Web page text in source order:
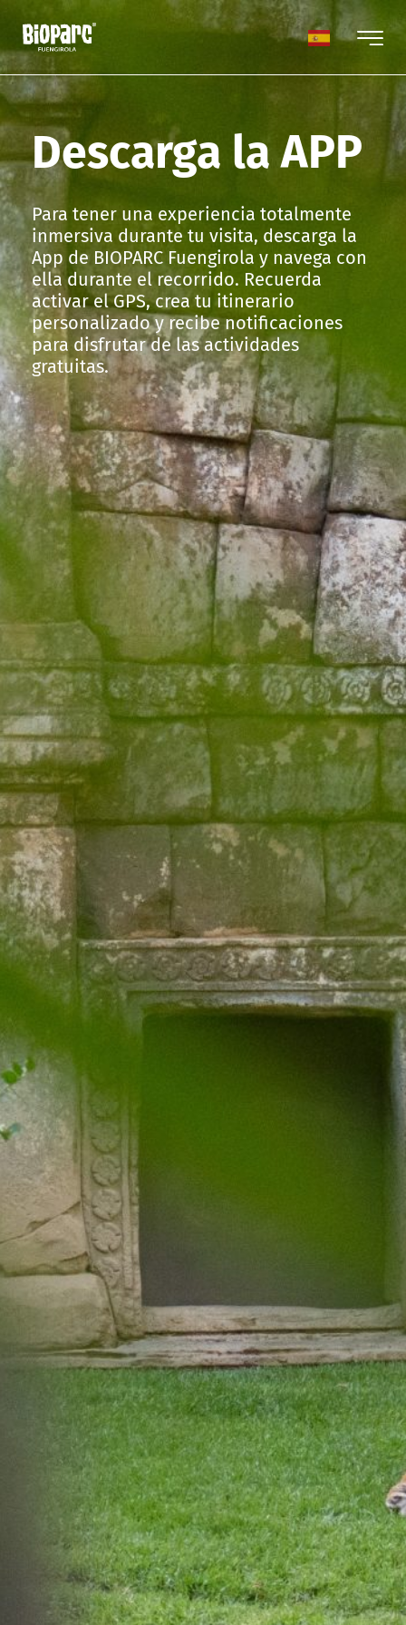
Descarga la APP
Para tener una experiencia totalmente
inmersiva durante tu visita, descarga la
App de BIOPARC Fuengirola y navega con
ella durante el recorrido. Recuerda
activar el GPS, crea tu itinerario
personalizado y recibe notificaciones
para disfrutar de las actividades
gratuitas.